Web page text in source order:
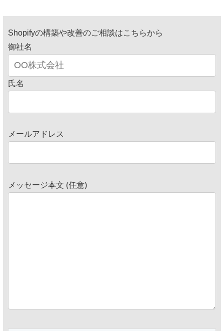
Shopifyの構築や改善のご相談はこちらから
御社名
氏名
メールアドレス
メッセージ本文 (任意)